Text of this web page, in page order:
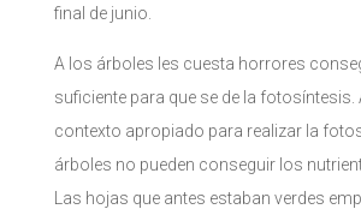
final de junio.
A los árboles les cuesta horrores
suficiente para que se de la fotosíntesis.
contexto apropiado para realizar la
árboles no pueden conseguir los
Las hojas que antes estaban verdes